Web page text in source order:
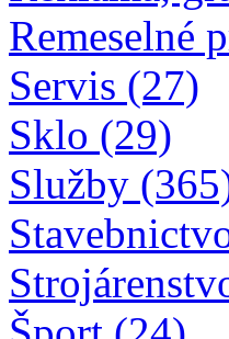
Remeselné
Servis (27)
Sklo (29)
Služby